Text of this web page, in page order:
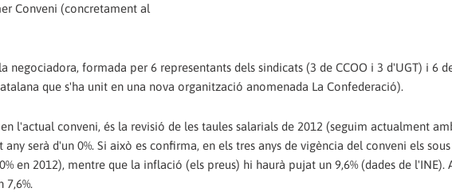
Conveni (concretament al
negociadora, formada per 6 representants dels sindicats (3 de CCOO i 3 d'UGT) i 6
que s'ha unit en una nova organització anomenada La Confederació).
l'actual conveni, és la revisió de les taules salarials de 2012 (seguim actualment
serà d'un 0%. Si això es confirma, en els tres anys de vigència del conveni els
en 2012), mentre que la inflació (els preus) hi haurà pujat un 9,6% (dades de l'INE).